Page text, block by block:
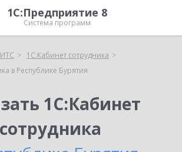
1С:Предприятие 8
Система программ
1С:Кабинет сотрудника
в Республике Бурятия
1С:Кабинет
сотрудника